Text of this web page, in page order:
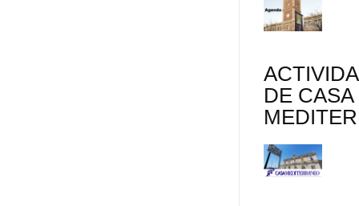
DE CASA